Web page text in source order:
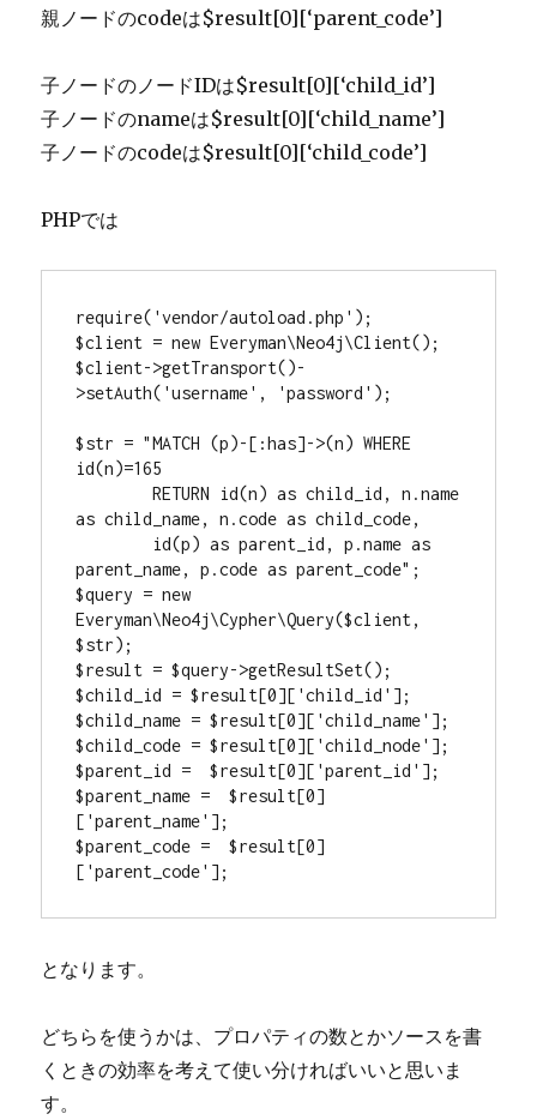
親ノードのcodeは$result[0][‘parent_code’]
子ノードのノードIDは$result[0][‘child_id’]
子ノードのnameは$result[0][‘child_name’]
子ノードのcodeは$result[0][‘child_code’]
PHPでは
require('vendor/autoload.php');
$client = new Everyman\Neo4j\Client();
$client->getTransport()-
>setAuth('username', 'password');
$str = "MATCH (p)-[:has]->(n) WHERE
id(n)=165
RETURN id(n) as child_id, n.name
as child_name, n.code as child_code,
id(p) as parent_id, p.name as
parent_name, p.code as parent_code";
$query = new
Everyman\Neo4j\Cypher\Query($client,
$str);
$result = $query->getResultSet();
$child_id = $result[0]['child_id'];
$child_name = $result[0]['child_name'];
$child_code = $result[0]['child_node'];
$parent_id =  $result[0]['parent_id'];
$parent_name =  $result[0]
['parent_name'];
$parent_code =  $result[0]
['parent_code'];
となります。
どちらを使うかは、プロパティの数とかソースを書
くときの効率を考えて使い分ければいいと思いま
す。